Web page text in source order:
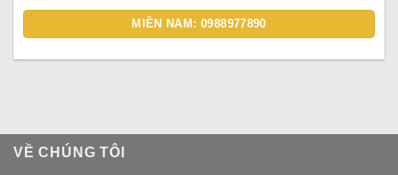
MIỀN NAM: 0988977890
VỀ CHÚNG TÔI